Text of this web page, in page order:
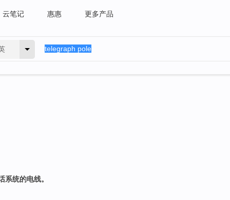
云笔记 惠惠 更多产品
统的电线。